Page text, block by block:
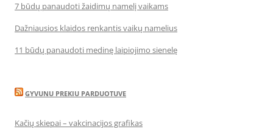
7 būdų panaudoti žaidimų namelį vaikams
Dažniausios klaidos renkantis vaikų namelius
11 būdų panaudoti medinę laipiojimo sienelę
GYVUNU PREKIU PARDUOTUVE
Kačių skiepai – vakcinacijos grafikas